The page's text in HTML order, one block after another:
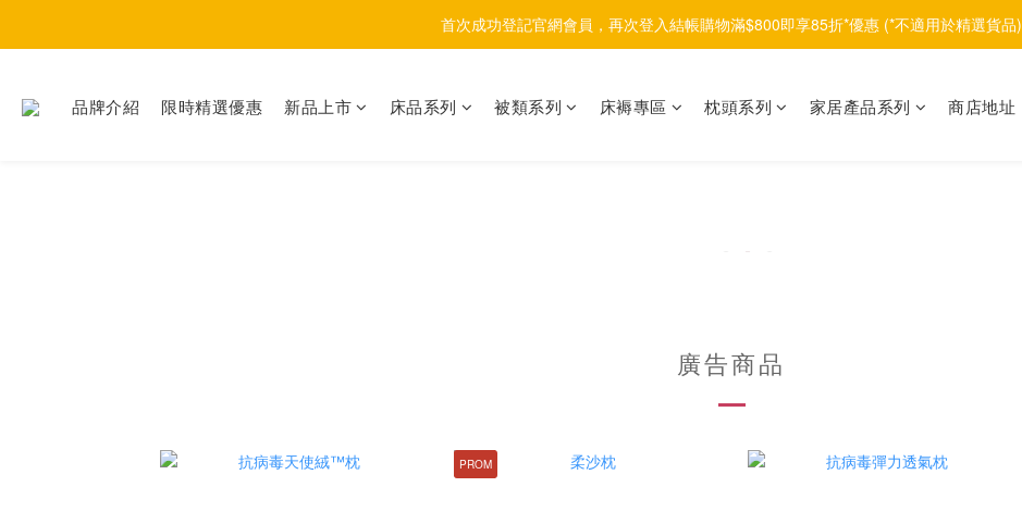
首次成功登記官網會員，再次登入結帳購物滿$800即享85折*優惠 (*不適用於精選貨品)
品牌介紹 限時精選優惠 新品上市 床品系列 被類系列 床褥專區 枕頭系列 家居產品系列 商店地址
廣告商品
PROM